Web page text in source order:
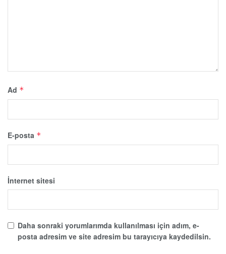
Ad *
E-posta *
İnternet sitesi
Daha sonraki yorumlarımda kullanılması için adım, e-
posta adresim ve site adresim bu tarayıcıya kaydedilsin.